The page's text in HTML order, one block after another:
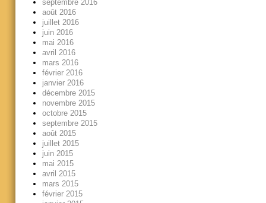
septembre 2016
août 2016
juillet 2016
juin 2016
mai 2016
avril 2016
mars 2016
février 2016
janvier 2016
décembre 2015
novembre 2015
octobre 2015
septembre 2015
août 2015
juillet 2015
juin 2015
mai 2015
avril 2015
mars 2015
février 2015